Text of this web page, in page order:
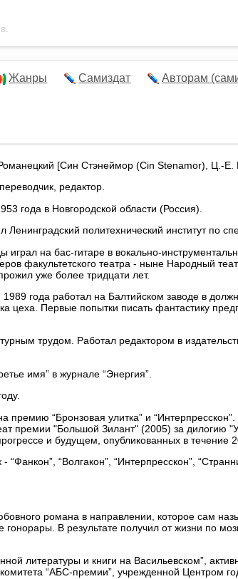
Жанры Самиздат Авторам
[Син Стэнеймор (Cin Stenamor), Ц.-
редактор.
года в Новгородской области (Россия).
политехнический институт по
на бас-гитаре в вокально-
факультетского театра - ныне Народный
уже более тридцати лет.
года работал на Балтийском заводе в
цеха. Первые попытки писать фантастику
трудом. Работал редактором в
имя” в журнале “Энергия”.
“Бронзовая улитка” и
премии "Большой Зилант" (2005) за дилогию
и будущем, опубликованных в течение
“Волгакон”, “Интерпресскон”,
романа в направлении, которое сам
В результате получил от жизни по
литературы и книги на Васильевском”,
“АБС-премии”, учрежденной Центром